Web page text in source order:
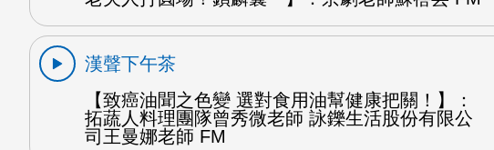
漢聲下午茶
【致癌油聞之色變 選對食用油幫健康把關！】：
拓蔬人料理團隊曾秀微老師 詠鑠生活股份有限公
司王曼娜老師 FM